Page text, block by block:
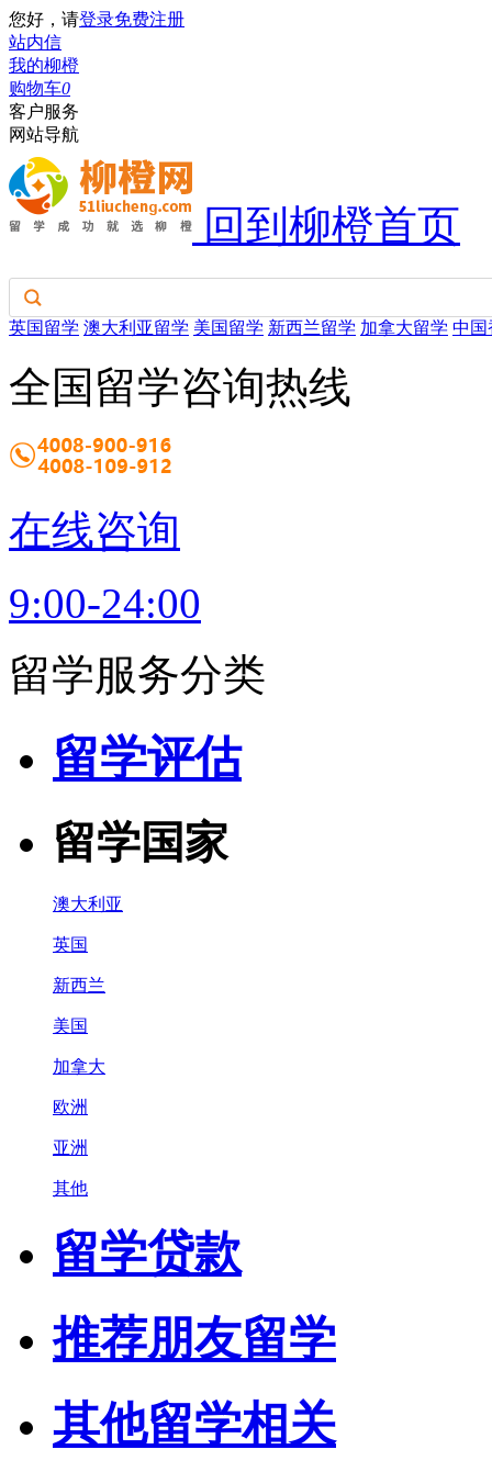
您好，请登录免费注册
站内信
我的柳橙
购物车0
客户服务
网站导航
回到柳橙首页
英国留学 澳大利亚留学 美国留学 新西兰留学 加拿大留学 中国
全国留学咨询热线
在线咨询
9:00-24:00
留学服务分类
留学评估
留学国家
澳大利亚
英国
新西兰
美国
加拿大
欧洲
亚洲
其他
留学贷款
推荐朋友留学
其他留学相关